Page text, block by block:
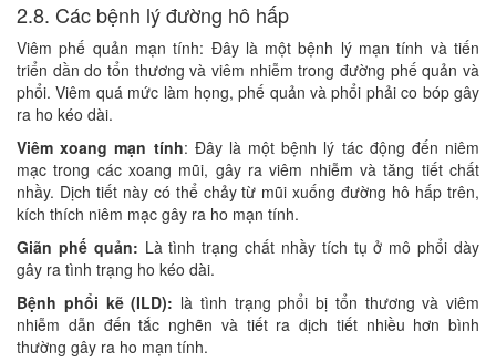
2.8. Các bệnh lý đường hô hấp
Viêm phế quản mạn tính: Đây là một bệnh lý mạn tính và tiến
triển dần do tổn thương và viêm nhiễm trong đường phế quản và
phổi. Viêm quá mức làm họng, phế quản và phổi phải co bóp gây
ra ho kéo dài.
Viêm xoang mạn tính: Đây là một bệnh lý tác động đến niêm
mạc trong các xoang mũi, gây ra viêm nhiễm và tăng tiết chất
nhầy. Dịch tiết này có thể chảy từ mũi xuống đường hô hấp trên,
kích thích niêm mạc gây ra ho mạn tính.
Giãn phế quản: Là tình trạng chất nhầy tích tụ ở mô phổi dày
gây ra tình trạng ho kéo dài.
Bệnh phổi kẽ (ILD): là tình trạng phổi bị tổn thương và viêm
nhiễm dẫn đến tắc nghẽn và tiết ra dịch tiết nhiều hơn bình
thường gây ra ho mạn tính.